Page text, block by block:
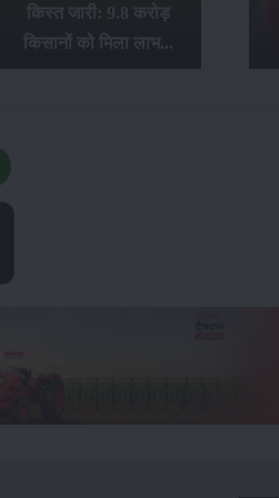
किस्त जारी: 9.8 करोड़
किसानों को मिला लाभ...